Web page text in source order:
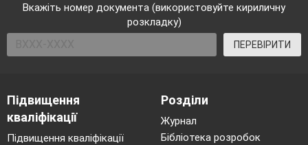
Вкажіть номер документа (використовуйте кириличну
розкладку)
ПЕРЕВІРИТИ
Підвищення
кваліфікації
Підвищення кваліфікації
Розділи
Журнал
Бібліотека розробок